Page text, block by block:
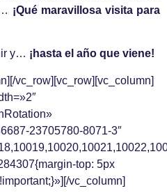
¡Qué maravillosa visita para
y… ¡hasta el año que viene!
vc_row][vc_row][vc_column]
23705780-8071-3″
top: 5px
vc_column]